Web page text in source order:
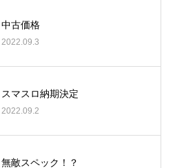
中古価格
2022.09.3
スマスロ納期決定
2022.09.2
無敵スペック！？